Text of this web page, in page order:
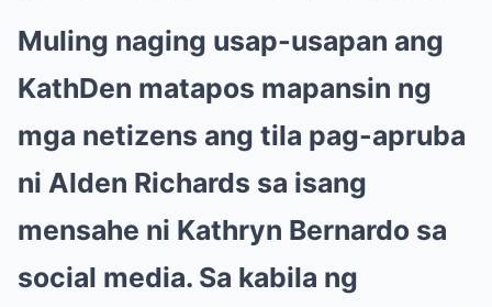
Muling naging usap-usapan ang
KathDen matapos mapansin ng
mga netizens ang tila pag-apruba
ni Alden Richards sa isang
mensahe ni Kathryn Bernardo sa
social media. Sa kabila ng